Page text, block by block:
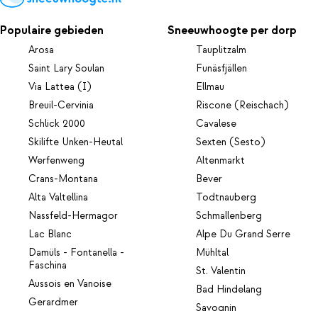
Populaire gebieden
Arosa
Saint Lary Soulan
Via Lattea (I)
Breuil-Cervinia
Schlick 2000
Skilifte Unken-Heutal
Werfenweng
Crans-Montana
Alta Valtellina
Nassfeld-Hermagor
Lac Blanc
Damüls - Fontanella -
Faschina
Aussois en Vanoise
Gerardmer
Sneeuwhoogte per dorp
Tauplitzalm
Funäsfjällen
Ellmau
Riscone (Reischach)
Cavalese
Sexten (Sesto)
Altenmarkt
Bever
Todtnauberg
Schmallenberg
Alpe Du Grand Serre
Mühltal
St. Valentin
Bad Hindelang
Savognin